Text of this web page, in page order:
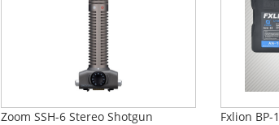
Zoom SSH-6 Stereo Shotgun
Fxlion BP-